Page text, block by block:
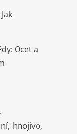
Ocet a
hnojivo